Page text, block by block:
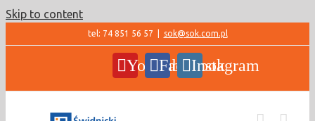
Skip to content
tel: 74 851 56 57 sok@sok.com.pl
YouTubeFacebookInstagram